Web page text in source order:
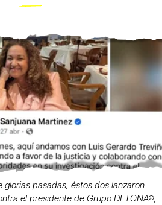
glorias pasadas, éstos dos lanzaron
el presidente de Grupo DETONA®,